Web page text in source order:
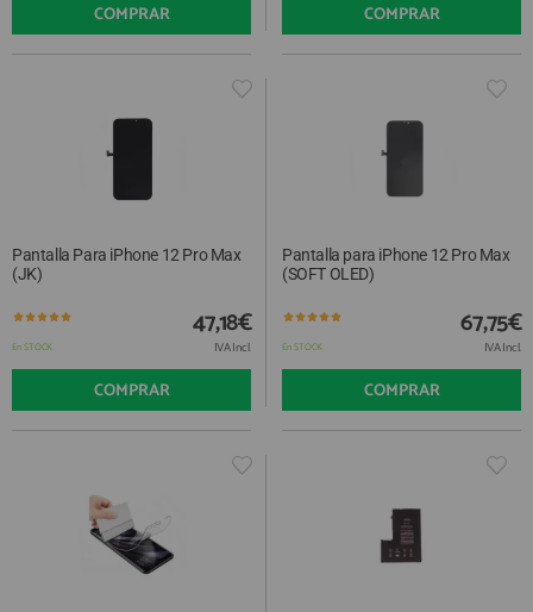
COMPRAR COMPRAR
Pantalla Para iPhone 12 Pro Max
(JK)
En STOCK
47,18€
IVA Incl.
COMPRAR
Pantalla para iPhone 12 Pro Max
(SOFT OLED)
En STOCK
67,75€
IVA Incl.
COMPRAR